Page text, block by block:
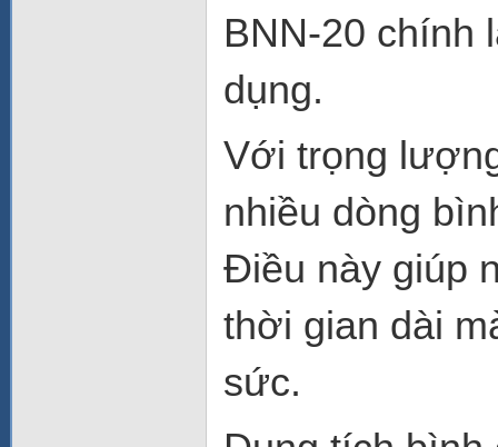
BNN-20 chính
dụng.
Với trọng
nhiều dòng
Điều này giúp
thời gian dài
sức.